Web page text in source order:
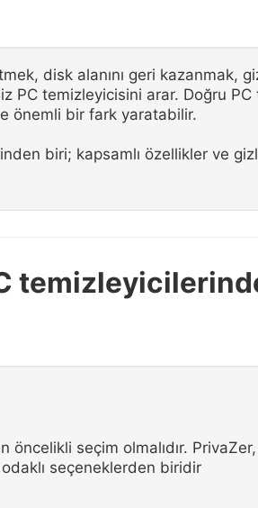
disk alanını geri kazanmak,
temizleyicisini arar. Doğru PC
önemli bir fark yaratabilir.
biri; kapsamlı özellikler ve
seçim olmalıdır.
seçeneklerden biridir